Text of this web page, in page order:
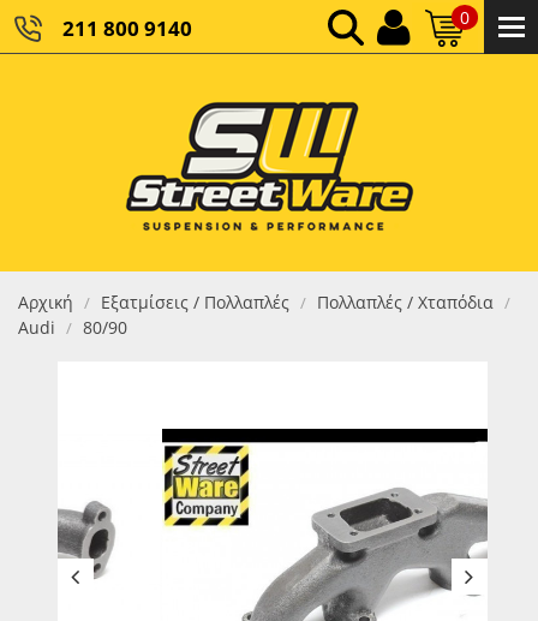
211 800 9140 0
ΚΑΘΑΡΌ ΣΎΝΟΛΟ:
ΤΕΛΙΚΌ ΣΎΝΟΛΟ:0,00 €
Αρχική / Εξατμίσεις / Πολλαπλές / Πολλαπλές / Χταπόδια /
Audi / 80/90